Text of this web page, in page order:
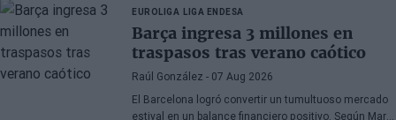
Cleveland Cavaliers y Detroit Pistons estarían
interesados en hacerse con sus servicios
EUROLIGA LIGA ENDESA
Barça ingresa 3 millones en
traspasos tras verano caótico
Raúl González - 07 Aug 2026
El Barcelona logró convertir un tumultuoso mercado
estival en un balance financiero positivo. Según Marc